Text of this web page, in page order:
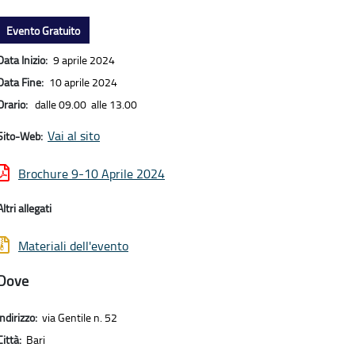
Evento Gratuito
Inizio: 9 aprile 2024
Fine: 10 aprile 2024
dalle 09.00 alle 13.00
Web: Vai al sito
Brochure 9-10 Aprile 2024
allegati
Materiali dell'evento
via Gentile n. 52
Bari